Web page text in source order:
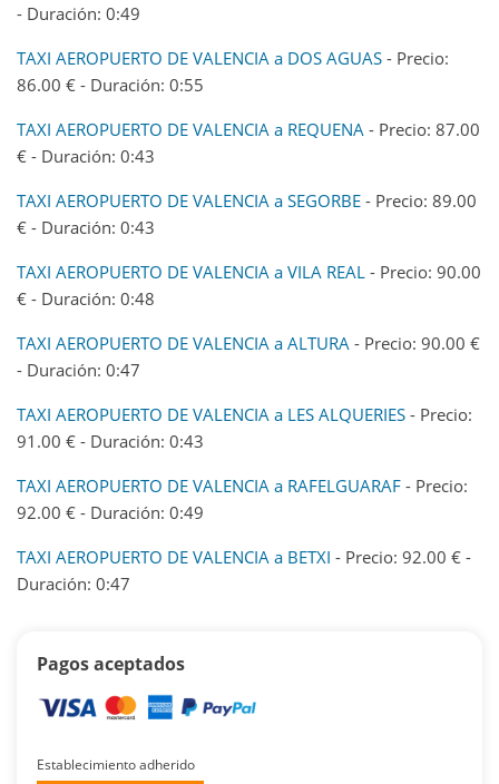
- Duración: 0:49
TAXI AEROPUERTO DE VALENCIA a DOS AGUAS - Precio:
86.00 € - Duración: 0:55
TAXI AEROPUERTO DE VALENCIA a REQUENA - Precio: 87.00
€ - Duración: 0:43
TAXI AEROPUERTO DE VALENCIA a SEGORBE - Precio: 89.00
€ - Duración: 0:43
TAXI AEROPUERTO DE VALENCIA a VILA REAL - Precio: 90.00
€ - Duración: 0:48
TAXI AEROPUERTO DE VALENCIA a ALTURA - Precio: 90.00 €
- Duración: 0:47
TAXI AEROPUERTO DE VALENCIA a LES ALQUERIES - Precio:
91.00 € - Duración: 0:43
TAXI AEROPUERTO DE VALENCIA a RAFELGUARAF - Precio:
92.00 € - Duración: 0:49
TAXI AEROPUERTO DE VALENCIA a BETXI - Precio: 92.00 € -
Duración: 0:47
Pagos aceptados
Establecimiento adherido